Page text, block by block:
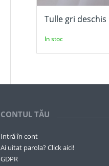
Tulle gri
In stoc
CONTUL TĂU
Intră în cont
Ai uitat parola? Click aici!
GDPR